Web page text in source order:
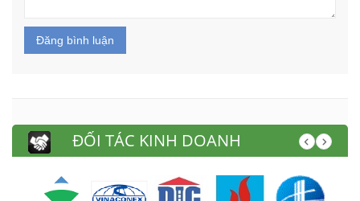
Đăng bình luận
ĐỐI TÁC KINH DOANH